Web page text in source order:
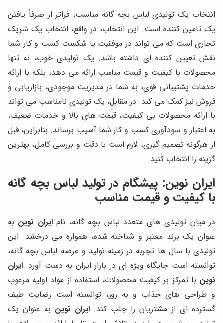
انتخاب یک تولیدی لباس بچه گانه مناسب، فراتر از صرفاً یافتن
یک تامین کننده است. این انتخاب، در واقع، انتخاب یک شریک
تجاری است که می تواند در موفقیت یا شکست کسب و کار شما
نقش تعیین کننده ای داشته باشد. یک تولیدی خوب، نه تنها
محصولات با کیفیت و قیمت مناسب ارائه می دهد، بلکه با ارائه
خدمات پشتیبانی قوی، به شما در مدیریت موجودی، بازاریابی و
فروش نیز کمک می کند. در مقابل، یک تولیدی نامناسب می تواند
با ارائه محصولات بی کیفیت، قیمت های بالا و خدمات ضعیف،
به اعتبار و سودآوری کسب و کار شما آسیب برساند. بنابراین، قبل
از هرگونه تصمیم گیری، لازم است با دقت و بررسی کامل، بهترین
گزینه را انتخاب کنید.
ایران نوین: پیشگام در تولید لباس بچه گانه
با کیفیت و قیمت مناسب
در میان تولیدی های متعدد لباس بچه گانه، نامایران نوین به
عنوان یک برند معتبر و شناخته شده، همواره می درخشد. این
تولیدی با سال ها تجربه در زمینه تولید و عرضه لباس بچه گانه،
توانسته است جایگاه ویژه ای در بازار ایران به دست آورد. ایران
نوین با تمرکز بر کیفیت محصولات، استفاده از مواد اولیه مرغوب
و طراحی های جذاب و به روز، توانسته است رضایت طیف
گسترده ای از مشتریان را جلب کند. ایران نوین به عنوان یک